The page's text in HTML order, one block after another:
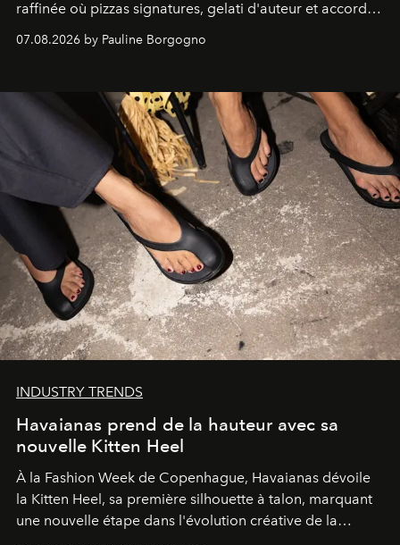
raffinée où pizzas signatures, gelati d'auteur et accords
07.08.2026 by Pauline Borgogno
INDUSTRY TRENDS
Havaianas prend de la hauteur avec sa
nouvelle Kitten Heel
À la Fashion Week de Copenhague, Havaianas dévoile
la Kitten Heel, sa première silhouette à talon, marquant
une nouvelle étape dans l'évolution créative de la